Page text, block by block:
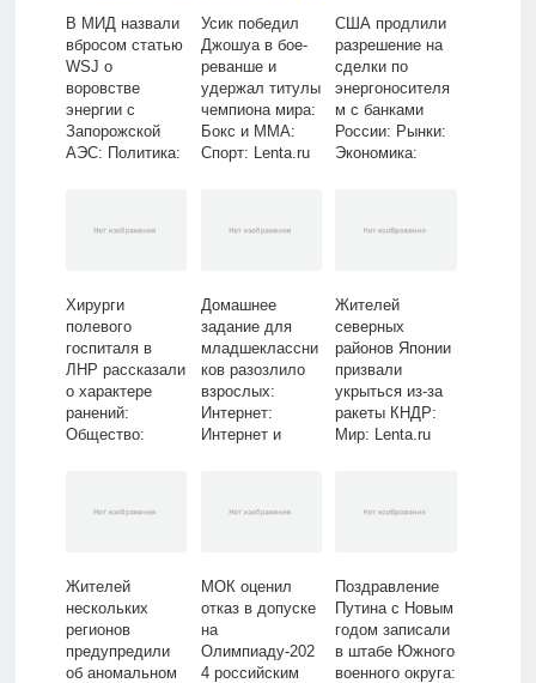
В МИД назвали
вбросом статью
WSJ о
воровстве
энергии с
Запорожской
АЭС: Политика:
Усик победил
Джошуа в бое-
реванше и
удержал титулы
чемпиона мира:
Бокс и ММА:
Спорт: Lenta.ru
США продлили
разрешение на
сделки по
энергоносителя
м с банками
России: Рынки:
Экономика:
Хирурги
полевого
госпиталя в
ЛНР рассказали
о характере
ранений:
Общество:
Домашнее
задание для
младшеклассни
ков разозлило
взрослых:
Интернет:
Интернет и
Жителей
северных
районов Японии
призвали
укрыться из-за
ракеты КНДР:
Мир: Lenta.ru
Жителей
нескольких
регионов
предупредили
об аномальном
МОК оценил
отказ в допуске
на
Олимпиаду-202
4 российским
Поздравление
Путина с Новым
годом записали
в штабе Южного
военного округа: